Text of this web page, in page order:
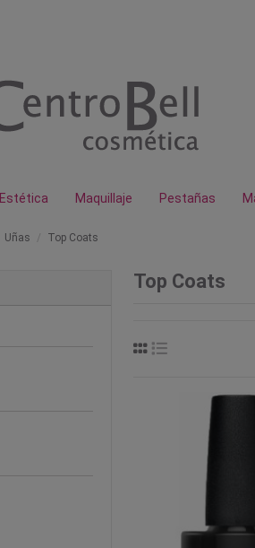
Estética Maquillaje Pestañas
Uñas Top Coats
Top Coats